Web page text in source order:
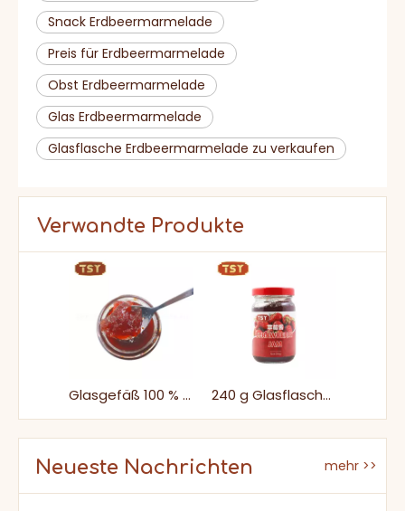
Snack Erdbeermarmelade
Preis für Erdbeermarmelade
Obst Erdbeermarmelade
Glas Erdbeermarmelade
Glasflasche Erdbeermarmelade zu verkaufen
Verwandte Produkte
Glasgefäß 100 % natürliche frische Erdbeermarmelade 240 g Glasflasche 100% natürlicher süßer frischer Erdbeermarmelade
Neueste Nachrichten mehr >>